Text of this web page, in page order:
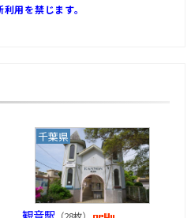
用を禁じます。
千葉県